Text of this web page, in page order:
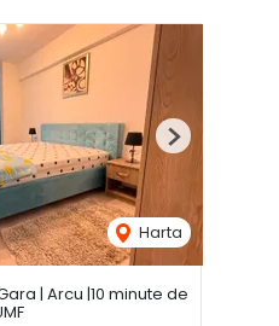
Harta
Next
| Arcu |10 minute de